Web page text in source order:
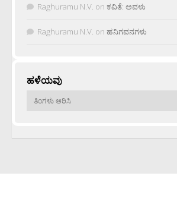
Raghuramu N.V. on ಕವಿತೆ: ಅವಳು
Raghuramu N.V. on ಹನಿಗವನಗಳು
ಹಳೆಯವು
ಹಳೆಯವು